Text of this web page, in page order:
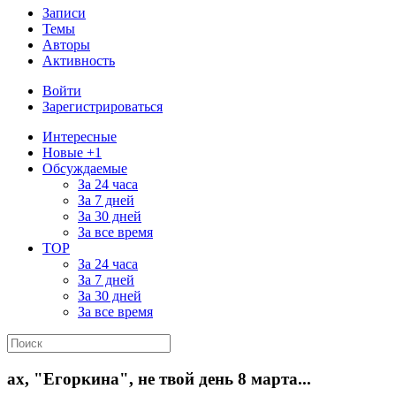
Записи
Темы
Авторы
Активность
Войти
Зарегистрироваться
Интересные
Новые +1
Обсуждаемые
За 24 часа
За 7 дней
За 30 дней
За все время
TOP
За 24 часа
За 7 дней
За 30 дней
За все время
ах, "Егоркина", не твой день 8 марта...